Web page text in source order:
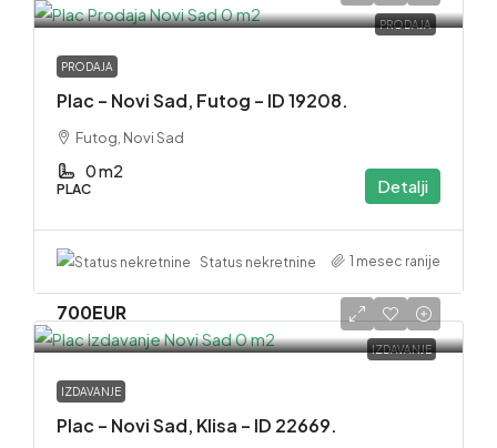
PRODAJA
PRODAJA
Plac – Novi Sad, Futog – ID 19208.
Futog, Novi Sad
0 m2
PLAC Detalji
Status nekretnine 1 mesec ranije
IZDAVANJE
700EUR
IZDAVANJE
Plac – Novi Sad, Klisa – ID 22669.